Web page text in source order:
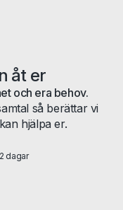
åt er
och era behov.
så berättar vi
hjälpa er.
dagar